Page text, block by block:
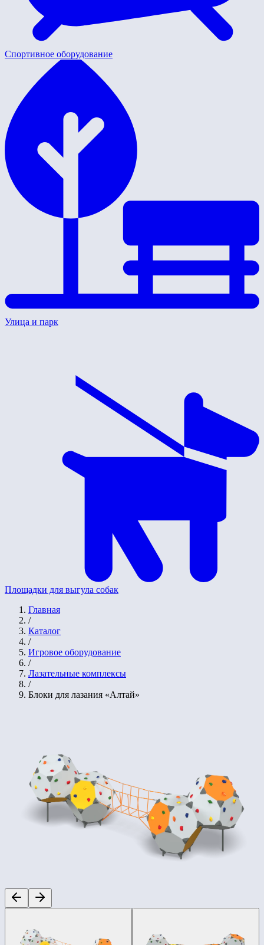
Спортивное оборудование
Улица и парк
Площадки для выгула собак
Главная
/
Каталог
/
Игровое оборудование
/
Лазательные комплексы
/
Блоки для лазания «Алтай»